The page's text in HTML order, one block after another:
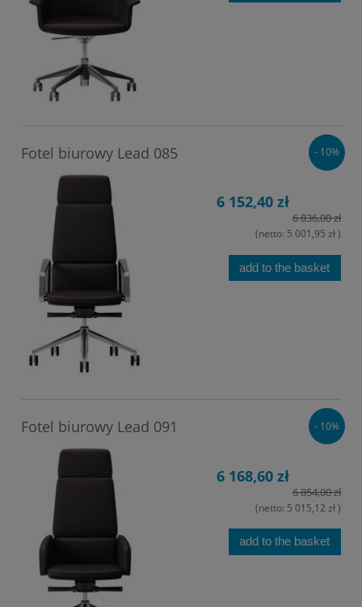
Fotel biurowy Lead 085
6 152,40 zł
6 836,00 zł
(netto: 5 001,95 zł)
add to the basket
- 10%
Fotel biurowy Lead 091
6 168,60 zł
6 854,00 zł
(netto: 5 015,12 zł)
add to the basket
- 10%